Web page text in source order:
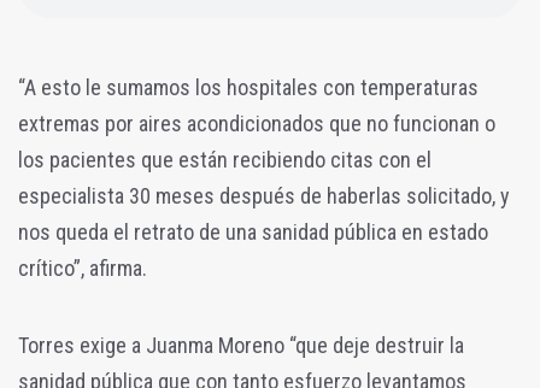
“A esto le sumamos los hospitales con temperaturas
extremas por aires acondicionados que no funcionan o
los pacientes que están recibiendo citas con el
especialista 30 meses después de haberlas solicitado, y
nos queda el retrato de una sanidad pública en estado
crítico”, afirma.
Torres exige a Juanma Moreno “que deje destruir la
sanidad pública que con tanto esfuerzo levantamos